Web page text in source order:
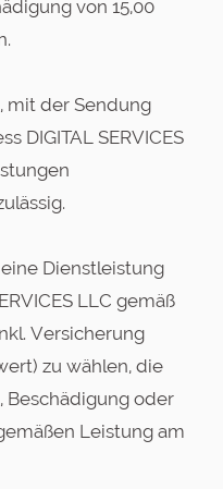
von 15,00
mit der Sendung
DIGITAL SERVICES
Dienstleistung
LLC gemäß
Versicherung
zu wählen, die
Beschädigung oder
Leistung am